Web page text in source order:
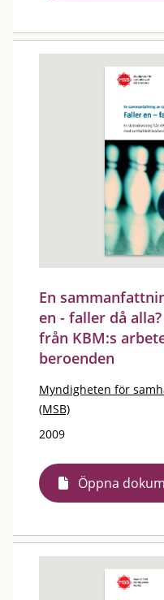
En
en - faller då
från KBM:s
beroenden
Myndigheten för
(MSB)
2009
Öppna